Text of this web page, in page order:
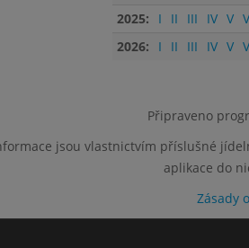
2025:
I II III IV V
2026:
I II III IV V
Připraveno
jsou vlastnictvím příslušné
aplikace do
Zásady